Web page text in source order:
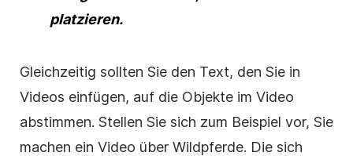
platzieren.
Gleichzeitig sollten Sie den Text, den Sie in
Videos einfügen, auf die Objekte im Video
abstimmen. Stellen Sie sich zum Beispiel vor, Sie
machen ein Video über Wildpferde. Die sich